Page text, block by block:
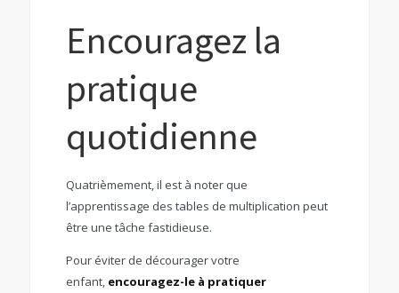
Encouragez la
pratique
quotidienne
Quatrièmement, il est à noter que
l’apprentissage des tables de multiplication peut
être une tâche fastidieuse.
Pour éviter de décourager votre
enfant, encouragez-le à pratiquer